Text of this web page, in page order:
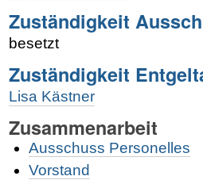
Zuständigkeit
besetzt
Zuständigkeit
Lisa Kästner
Zusammenarbeit
Ausschuss Personelles
Vorstand